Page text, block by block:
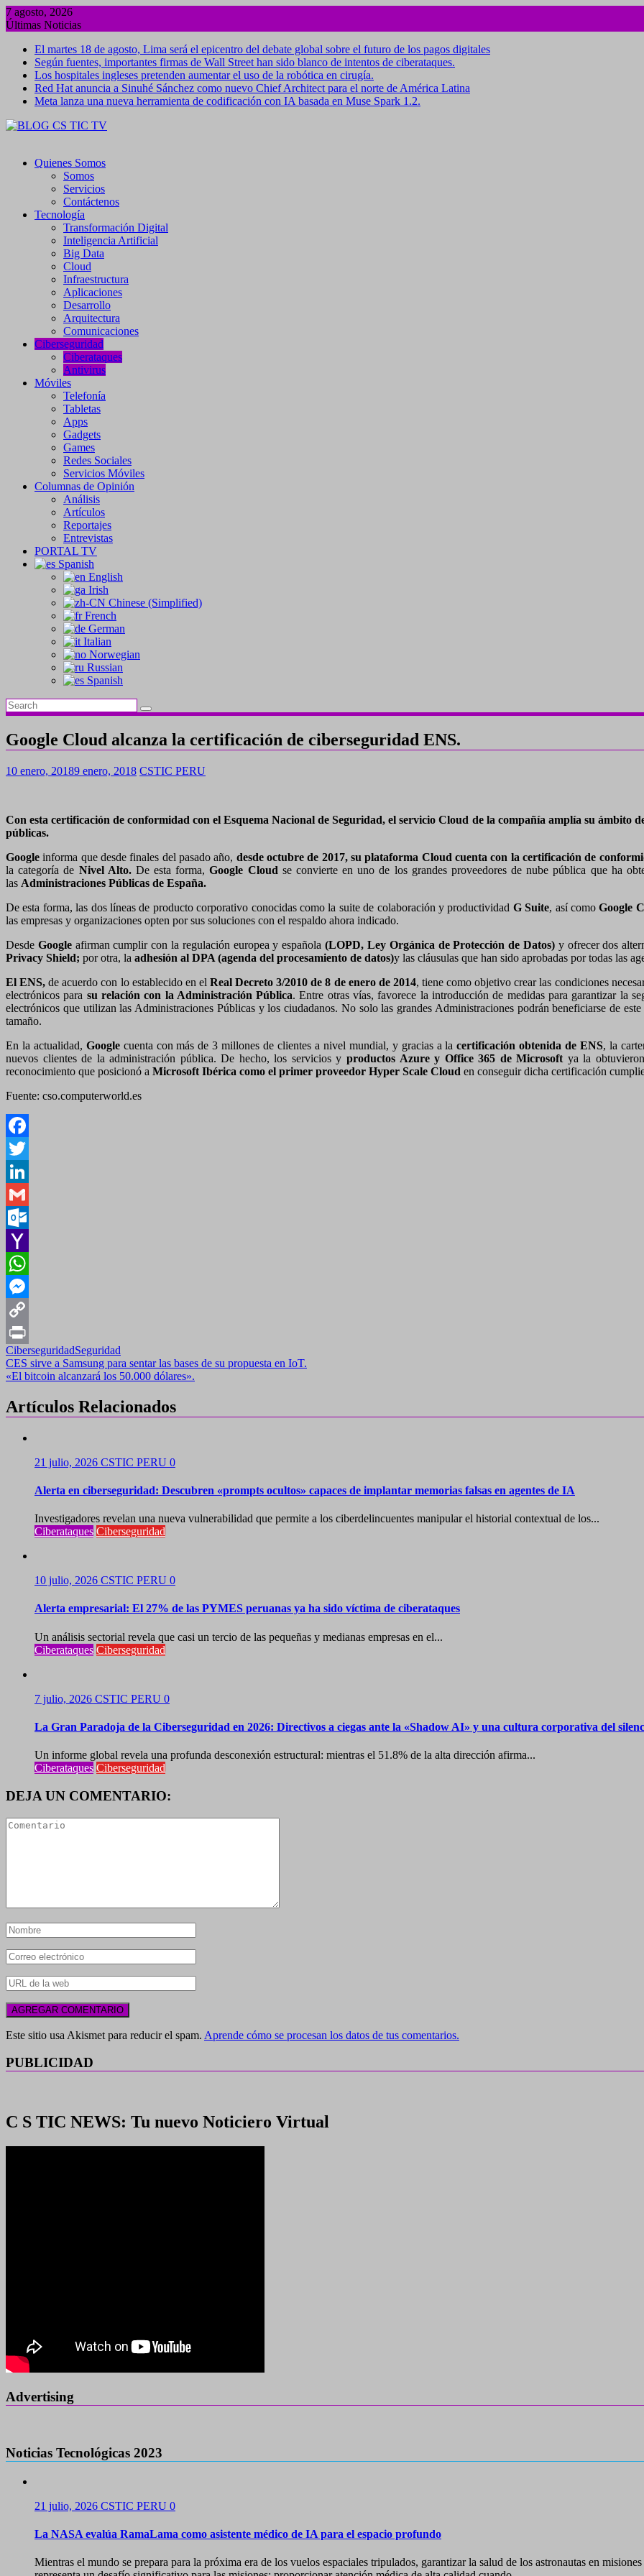
Saltar
al
7 agosto, 2026
Últimas Noticias
El martes 18 de agosto, Lima será el epicentro del debate global sobre el futuro de los pagos digitales
Según fuentes, importantes firmas de Wall Street han sido blanco de intentos de ciberataques.
Los hospitales ingleses pretenden aumentar el uso de la robótica en cirugía.
Red Hat anuncia a Sinuhé Sánchez como nuevo Chief Architect para el norte de América Latina
Meta lanza una nueva herramienta de codificación con IA basada en Muse Spark 1.2.
Quienes Somos
Somos
Servicios
Contáctenos
Tecnología
Transformación Digital
Inteligencia Artificial
Big Data
Cloud
Infraestructura
Aplicaciones
Desarrollo
Arquitectura
Comunicaciones
Ciberseguridad
Ciberataques
Antivirus
Móviles
Telefonía
Tabletas
Apps
Gadgets
Games
Redes Sociales
Servicios Móviles
Columnas de Opinión
Análisis
Artículos
Reportajes
Entrevistas
PORTAL TV
Spanish
English
Irish
Chinese (Simplified)
French
German
Italian
Norwegian
Russian
Spanish
Google Cloud alcanza la certificación de ciberseguridad ENS.
10 enero, 20189 enero, 2018 CSTIC PERU
Con esta certificación de conformidad con el Esquema Nacional de Seguridad, el servicio Cloud de la compañía amplía su ámbito
públicas.
Googleinforma que desde finales del pasado año, desde octubre de 2017, su plataforma Cloud cuenta con la certificación de
la categoría de Nivel Alto.De esta forma,Google Cloud se convierte en uno de los grandes proveedores de nube pública que ha
las Administraciones Públicas de España.
De esta forma, las dos líneas de producto corporativo conocidas como la suite de colaboración y productividad G Suite, así comoGoogle
las empresas y organizaciones opten por sus soluciones con el respaldo ahora indicado.
Desde Google afirman cumplir con la regulación europea y española (LOPD, Ley Orgánica de Protección de Datos)y ofrecer dos
Privacy Shield; por otra, la adhesión al DPA (agenda del procesamiento de datos)y las cláusulas que han sido aprobadas por todas las
El ENS,de acuerdo con lo establecido en elReal Decreto 3/2010 de 8 de enero de 2014, tiene como objetivo crear las condiciones
electrónicos para su relación con la Administración Pública. Entre otras vías, favorece la introducción de medidas para garantizar la
electrónicos que utilizan las Administraciones Públicas y los ciudadanos. No solo las grandes Administraciones podrán beneficiarse de
tamaño.
En la actualidad, Googlecuenta con más de 3 millones de clientes a nivel mundial, y gracias a lacertificación obtenida de ENS, la
nuevos clientes de la administración pública. De hecho, los servicios y productos Azure y Office 365 de Microsoft ya la
reconocimiento que posicionó a Microsoft Ibérica como el primer proveedor Hyper Scale Cloud en conseguir dicha certificación
Fuente: cso.computerworld.es
Facebook
Twitter
LinkedIn
Gmail
Outlook.com
Yahoo
Mail
WhatsApp
Messenger
Copy
Link
Print
CiberseguridadSeguridad
Navegación
de
entradas
CES sirve a Samsung para sentar las bases de su propuesta en IoT.
«El bitcoin alcanzará los 50.000 dólares».
Artículos Relacionados
21 julio, 2026 CSTIC PERU 0
Alerta en ciberseguridad: Descubren «prompts ocultos» capaces de implantar memorias falsas en agentes de IA
Investigadores revelan una nueva vulnerabilidad que permite a los ciberdelincuentes manipular el historial contextual de los...
Ciberataques Ciberseguridad
10 julio, 2026 CSTIC PERU 0
Alerta empresarial: El 27% de las PYMES peruanas ya ha sido víctima de ciberataques
Un análisis sectorial revela que casi un tercio de las pequeñas y medianas empresas en el...
Ciberataques Ciberseguridad
7 julio, 2026 CSTIC PERU 0
La Gran Paradoja de la Ciberseguridad en 2026: Directivos a ciegas ante la «Shadow AI» y una cultura corporativa del
Un informe global revela una profunda desconexión estructural: mientras el 51.8% de la alta dirección afirma...
Ciberataques Ciberseguridad
DEJA UN COMENTARIO:
Este sitio usa Akismet para reducir el spam. Aprende cómo se procesan los datos de tus comentarios.
PUBLICIDAD
C S TIC NEWS: Tu nuevo Noticiero Virtual
Advertising
Noticias Tecnológicas 2023
21 julio, 2026 CSTIC PERU 0
La NASA evalúa RamaLama como asistente médico de IA para el espacio profundo
Mientras el mundo se prepara para la próxima era de los vuelos espaciales tripulados, garantizar la salud de los astronautas en